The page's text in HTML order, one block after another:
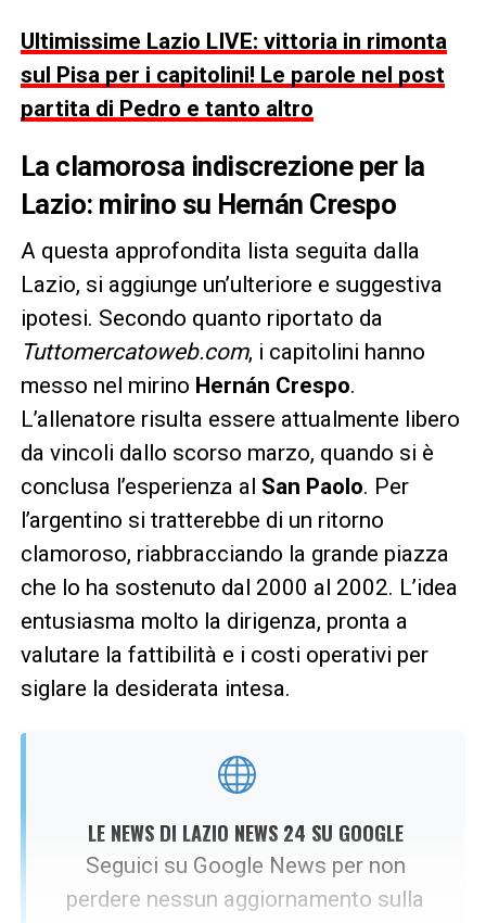
Ultimissime Lazio LIVE: vittoria in rimonta
sul Pisa per i capitolini! Le parole nel post
partita di Pedro e tanto altro
La clamorosa indiscrezione per la
Lazio: mirino su Hernán Crespo
A questa approfondita lista seguita dalla
Lazio, si aggiunge un’ulteriore e suggestiva
ipotesi. Secondo quanto riportato da
Tuttomercatoweb.com, i capitolini hanno
messo nel mirino Hernán Crespo.
L’allenatore risulta essere attualmente libero
da vincoli dallo scorso marzo, quando si è
conclusa l’esperienza al San Paolo. Per
l’argentino si tratterebbe di un ritorno
clamoroso, riabbracciando la grande piazza
che lo ha sostenuto dal 2000 al 2002. L’idea
entusiasma molto la dirigenza, pronta a
valutare la fattibilità e i costi operativi per
siglare la desiderata intesa.
LE NEWS DI LAZIO NEWS 24 SU GOOGLE
Seguici su Google News per non
perdere nessun aggiornamento sulla